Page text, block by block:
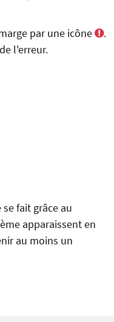
par une icône
.
l'erreur.
fait grâce au
apparaissent en
au moins un